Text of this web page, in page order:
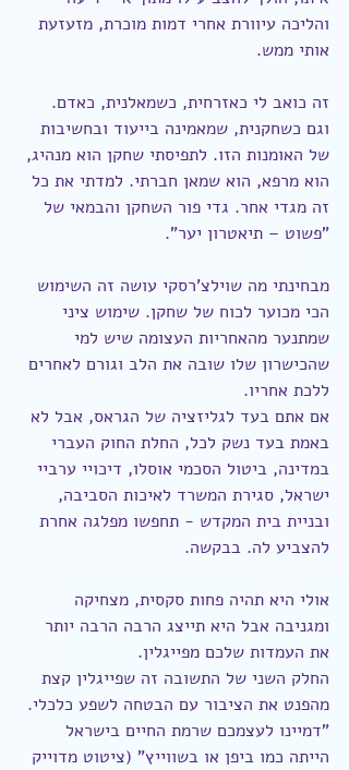
והליכה עיוורת אחרי דמות מוכרת, מזעזעת
אותי ממש.
זה כואב לי כאזרחית, כשמאלנית, כאדם.
וגם כשחקנית, שמאמינה בייעוד ובחשיבות
של האומנות הזו. לתפיסתי שחקן הוא מנהיג,
הוא מרפא, הוא שמאן חברתי. למדתי את כל
זה מגדי אחר. גדי פור השחקן והבמאי של
"פשוט – תיאטרון יער".
מבחינתי מה שוילצ'רסקי עושה זה השימוש
הכי מכוער לכוח של שחקן. שימוש ציני
שמתנער מהאחריות העצומה שיש למי
שהכישרון שלו שובה את הלב וגורם לאחרים
ללכת אחריו.
אם אתם בעד לגליזציה של הגראס, אבל לא
באמת בעד נשק לכל, החלת החוק העברי
במדינה, ביטול הסכמי אוסלו, דיכויי ערביי
ישראל, סגירת המשרד לאיכות הסביבה,
ובניית בית המקדש - תחפשו מפלגה אחרת
להצביע לה. בבקשה.
אולי היא תהיה פחות סקסית, מצחיקה
ומגניבה אבל היא תייצג הרבה הרבה יותר
את העמדות שלכם מפייגלין.
החלק השני של התשובה זה שפייגלין קצת
מהפנט את הציבור עם הבטחה לשפע כלכלי.
"דמיינו לעצמכם שרמת החיים בישראל
הייתה כמו ביפן או בשווייץ" (ציטוט מדוייק